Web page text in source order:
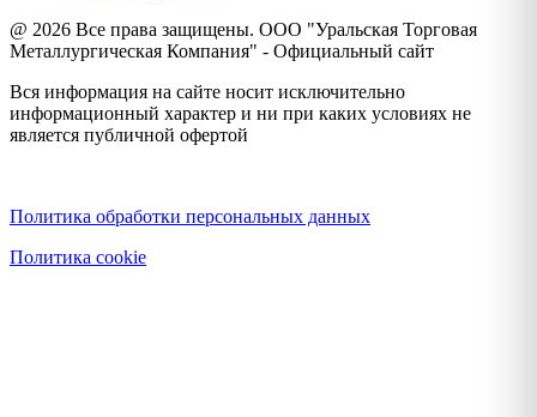
@ 2026 Все права защищены. ООО "Уральская Торговая
Металлургическая Компания" - Официальный сайт
Вся информация на сайте носит исключительно
информационный характер и ни при каких условиях не
является публичной офертой
Политика обработки персональных данных
Политика cookie